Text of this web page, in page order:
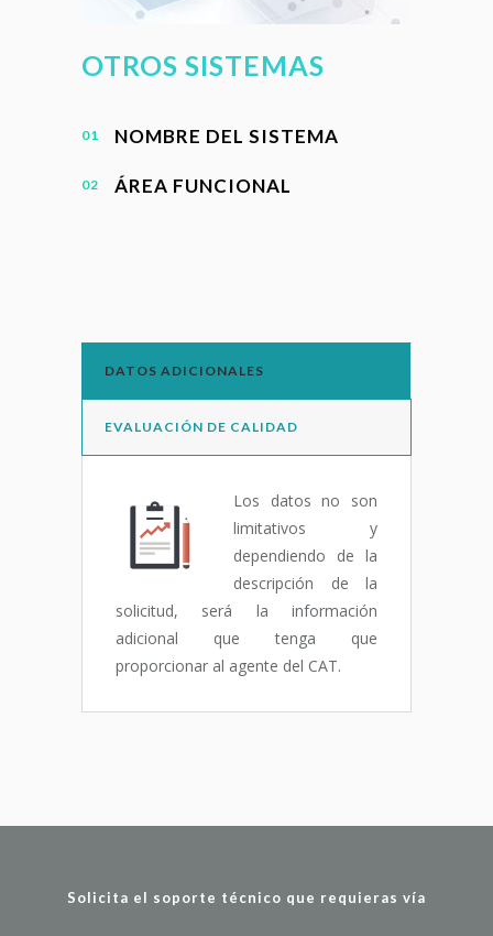
OTROS SISTEMAS
NOMBRE DEL SISTEMA
ÁREA FUNCIONAL
DATOS ADICIONALES
EVALUACIÓN DE CALIDAD
Los datos no son
limitativos y
dependiendo de la
descripción de la
solicitud, será la información
adicional que tenga que
proporcionar al agente del CAT.
Solicita el soporte técnico que requieras vía